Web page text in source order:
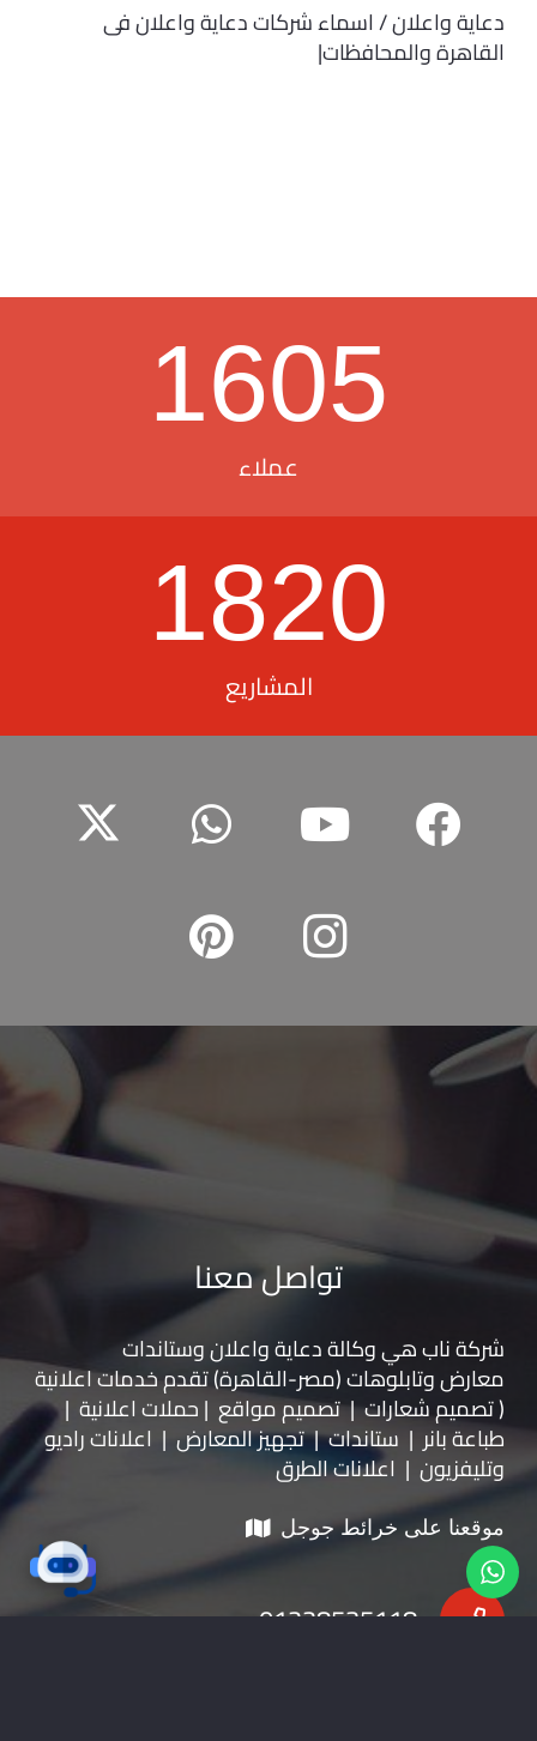
دعاية واعلان / اسماء شركات دعاية واعلان فى
القاهرة والمحافظات|
1605
عملاء
1820
المشاريع
تواصل معنا
شركة ناب هي وكالة دعاية واعلان وستاندات
معارضوتابلوهات(مصر-القاهرة) تقدم خدمات اعلانية
( تصميم شعارات | تصميم مواقع | حملات اعلانية |
طباعة بانر | ستاندات | تجهيز المعارض | اعلانات راديو
وتليفزيون | اعلانات الطرق
موقعنا على خرائط جوجل
01228535118